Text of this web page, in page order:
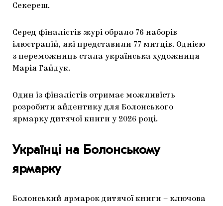
Секереш.
Серед фіналістів журі обрало 76 наборів
ілюстрацій, які представили 77 митців. Однією
з переможниць стала українська художниця
Марія Гайдук.
Один із фіналістів отримає можливість
розробити айдентику для Болонського
ярмарку дитячої книги у 2026 році.
Українці на Болонському
ярмарку
Болонський ярмарок дитячої книги – ключова